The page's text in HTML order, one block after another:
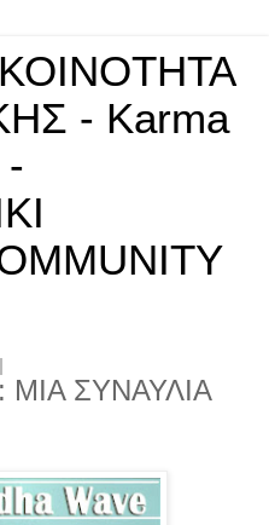
- Karma
-
ΜΙΑ ΣΥΝΑΥΛΙΑ